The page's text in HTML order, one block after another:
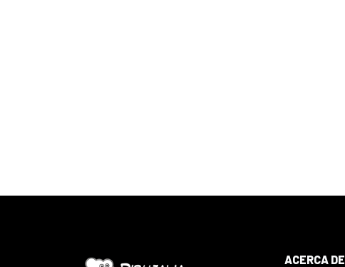
ACERCA DE